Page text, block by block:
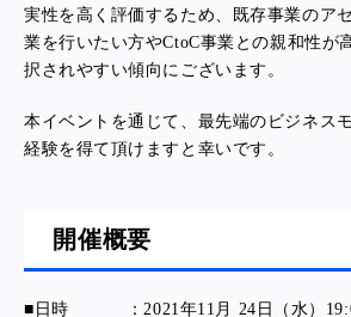
実性を高く評価するため、既存事業のア
業を行いたい方やCtoC事業との親和性が
択されやすい傾向にございます。
本イベントを通じて、最先端のビジネス
経験を得て頂けますと幸いです。
開催概要
■日時 ：2021年11月 24日（水）